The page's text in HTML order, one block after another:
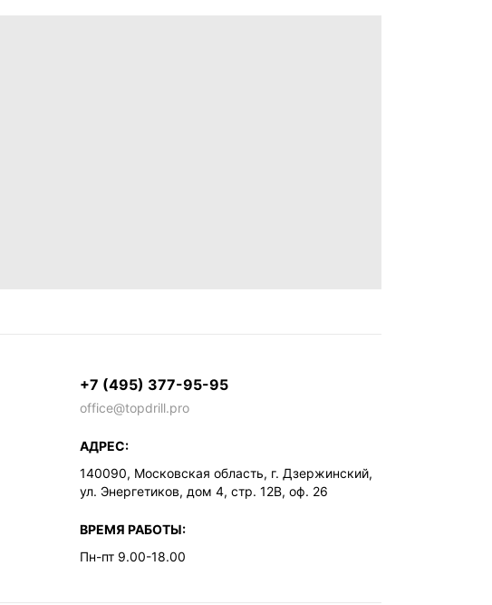
+7 (495) 377-95-95
office@topdrill.pro
АДРЕС:
140090, Московская область, г. Дзержинский,
ул. Энергетиков, дом 4, стр. 12В, оф. 26
ВРЕМЯ РАБОТЫ:
Пн-пт 9.00-18.00